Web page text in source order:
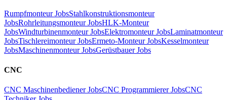
Rumpfmonteur JobsStahlkonstruktionsmonteur
JobsRohrleitungsmonteur JobsHLK-Monteur
JobsWindturbinenmonteur JobsElektromonteur JobsLaminatmonteur
JobsTischlereimonteur JobsErmeto-Monteur JobsKesselmonteur
JobsMaschinenmonteur JobsGerüstbauer Jobs
CNC
CNC Maschinenbediener JobsCNC Programmierer JobsCNC